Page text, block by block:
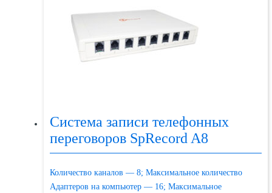
Система записи телефонных
переговоров SpRecord A8
Количество каналов — 8; Максимальное количество
Адаптеров на компьютер — 16; Максимальное